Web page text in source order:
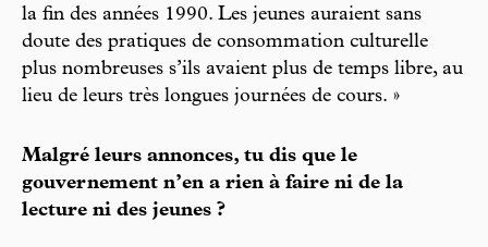
la fin des années 1990. Les jeunes auraient sans
doute des pratiques de consommation culturelle
plus nombreuses s’ils avaient plus de temps libre, au
lieu de leurs très longues journées de cours. »
Malgré leurs annonces, tu dis que le
gouvernement n’en a rien à faire ni de la
lecture ni des jeunes ?